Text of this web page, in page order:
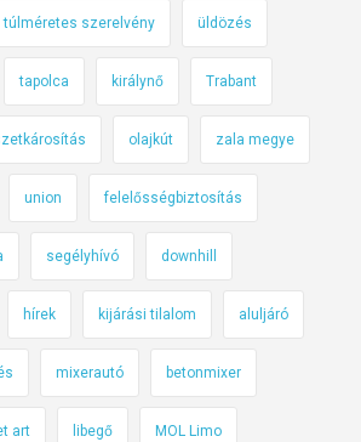
v
i
d
e
ó
)
o
s
k
ö
r
f
o
a
a
túlméretes szerelvény üldözés
tapolca királynő Trabant
olajkút zala megye
union felelősségbiztosítás
segélyhívó downhill
hírek kijárási tilalom aluljáró
mixerautó betonmixer
art libegő MOL Limo